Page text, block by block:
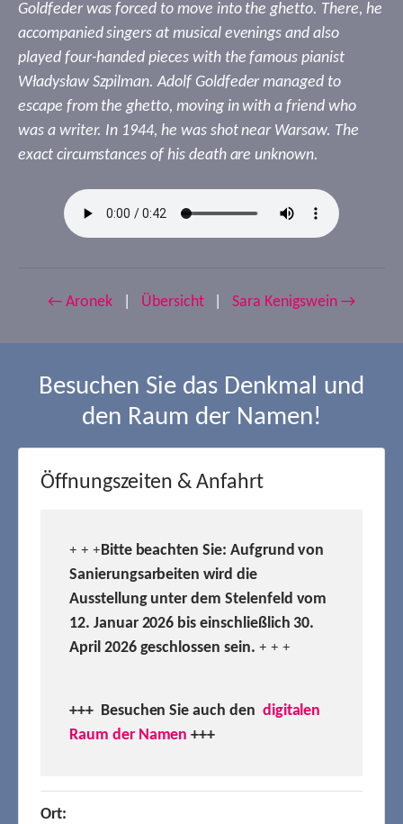
Goldfeder was forced to move into the ghetto. There, he
accompanied singers at musical evenings and also
played four-handed pieces with the famous pianist
Władysław Szpilman. Adolf Goldfeder managed to
escape from the ghetto, moving in with a friend who
was a writer. In 1944, he was shot near Warsaw. The
exact circumstances of his death are unknown.
← Aronek Übersicht Sara Kenigswein →
Besuchen Sie das Denkmal und
den Raum der Namen!
Öffnungszeiten & Anfahrt
+ + +Bitte beachten Sie: Aufgrund von
Sanierungsarbeiten wird die
Ausstellung unter dem Stelenfeld vom
12. Januar 2026 bis einschließlich 30.
April 2026 geschlossen sein. + + +
+++ Besuchen Sie auch den digitalen
Raum der Namen +++
Ort: